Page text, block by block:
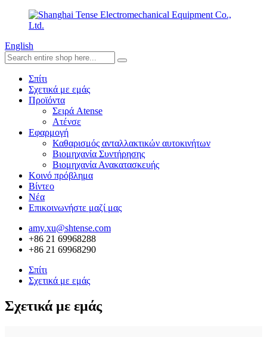
English
Σπίτι
Σχετικά με εμάς
Προϊόντα
Σειρά Atense
Ατένσε
Εφαρμογή
Καθαρισμός ανταλλακτικών αυτοκινήτων
Βιομηχανία Συντήρησης
Βιομηχανία Ανακατασκευής
Κοινό πρόβλημα
Βίντεο
Νέα
Επικοινωνήστε μαζί μας
amy.xu@shtense.com
+86 21 69968288
+86 21 69968290
Σπίτι
Σχετικά με εμάς
Σχετικά με εμάς